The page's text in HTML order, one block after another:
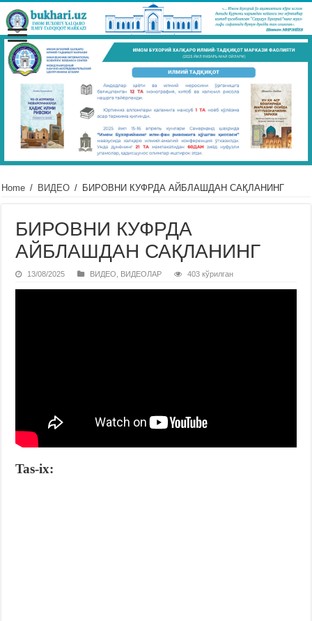
Home / ВИДЕО / БИРОВНИ КУФРДА АЙБЛАШДАН САҚЛАНИНГ
БИРОВНИ КУФРДА
АЙБЛАШДАН САҚЛАНИНГ
13/08/2025 ВИДЕО ВИДЕОЛАР 403 кўрилган
Tas-ix: